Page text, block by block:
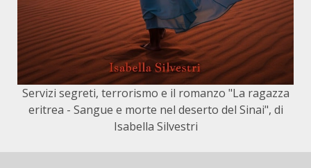
Servizi segreti, terrorismo e il romanzo "La ragazza
eritrea - Sangue e morte nel deserto del Sinai", di
Isabella Silvestri